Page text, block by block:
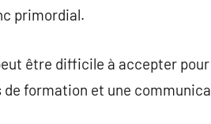
primordial.
être difficile à accepter
de formation et une